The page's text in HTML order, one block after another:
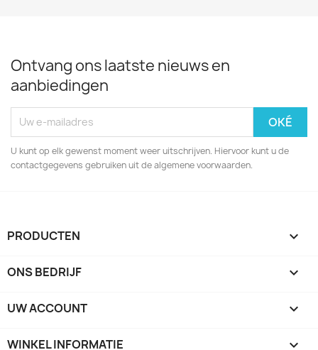
Ontvang ons laatste nieuws en
aanbiedingen
U kunt op elk gewenst moment weer uitschrijven. Hiervoor kunt u de
contactgegevens gebruiken uit de algemene voorwaarden.
PRODUCTEN 
ONS BEDRIJF 
UW ACCOUNT 
WINKEL INFORMATIE keyboard_arrow_down